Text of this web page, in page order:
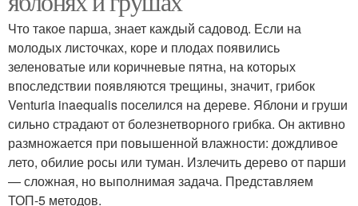
Что такое парша, знает каждый садовод. Если на
молодых листочках, коре и плодах появились
зеленоватые или коричневые пятна, на которых
впоследствии появляются трещины, значит, грибок
Venturia inaequalis поселился на дереве. Яблони и груши
сильно страдают от болезнетворного грибка. Он активно
размножается при повышенной влажности: дождливое
лето, обилие росы или туман. Излечить дерево от парши
— сложная, но выполнимая задача. Представляем
ТОП-5 методов.